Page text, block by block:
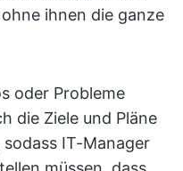
ihnen die ganze
oder Probleme
die Ziele und Pläne
IT-Manager